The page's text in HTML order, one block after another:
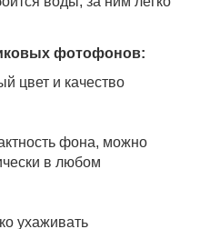
фотофонов:
цвет и качество
фона, можно
в любом
ухаживать